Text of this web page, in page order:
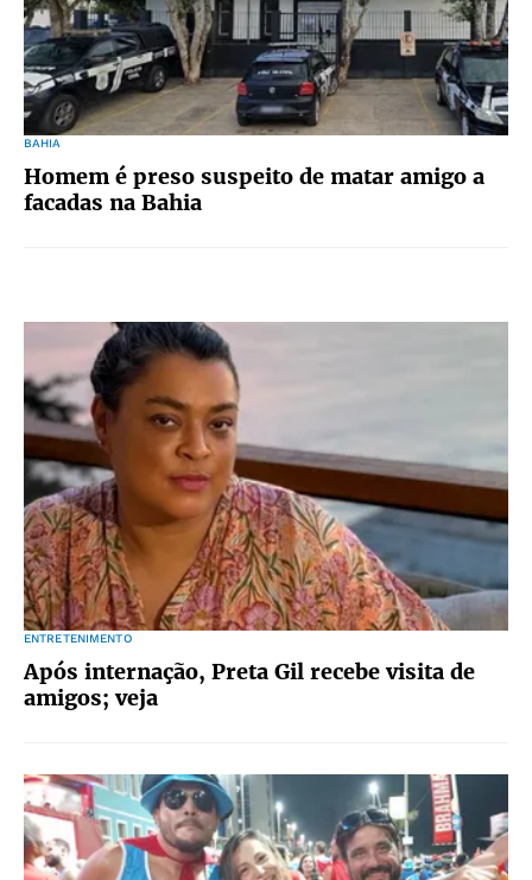
BAHIA
Homem é preso suspeito de matar amigo a
facadas na Bahia
ENTRETENIMENTO
Após internação, Preta Gil recebe visita de
amigos; veja